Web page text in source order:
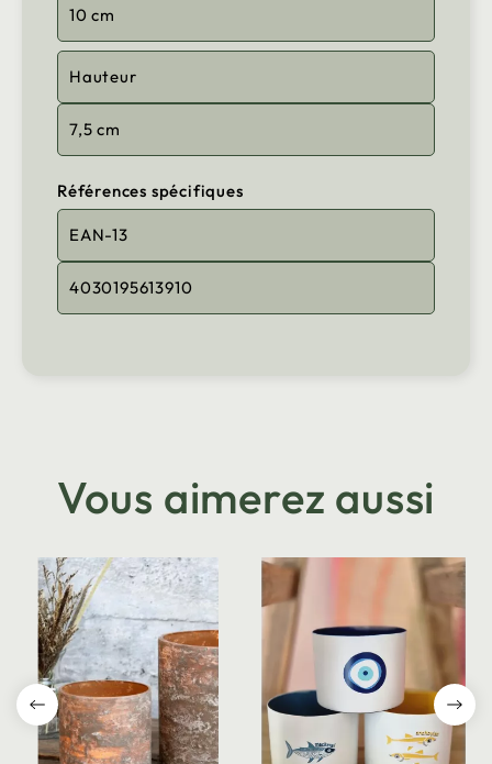
10 cm
Hauteur
7,5 cm
Références spécifiques
EAN-13
4030195613910
Vous aimerez aussi